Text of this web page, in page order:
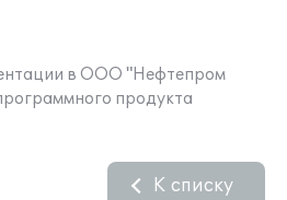
в ООО "Нефтепром
продукта
К списку